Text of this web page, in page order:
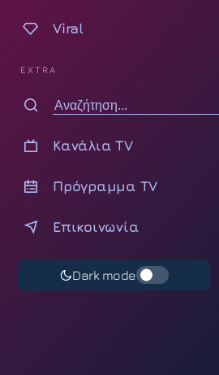
Viral
EXTRA
Κανάλια TV
Πρόγραμμα TV
Επικοινωνία
Dark mode